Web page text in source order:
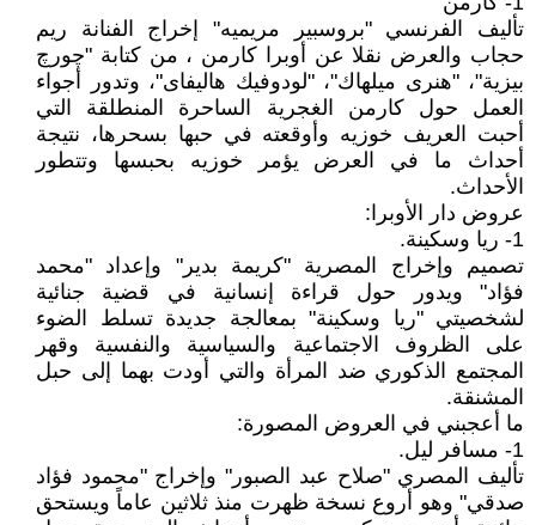
تأليف الفرنسي "بروسبير مريميه" إخراج الفنانة ريم
حجاب والعرض نقلا عن أوبرا كارمن ، من كتابة "چورچ
بيزية"، "هنرى ميلهاك"، "لودوفيك هاليفاى"، وتدور أجواء
العمل حول كارمن الغجرية الساحرة المنطلقة التي
أحبت العريف خوزيه وأوقعته في حبها بسحرها، نتيجة
أحداث ما في العرض يؤمر خوزيه بحبسها وتتطور
الأحداث.
عروض دار الأوبرا:
1- ريا وسكينة.
تصميم وإخراج المصرية "كريمة بدير" وإعداد "محمد
فؤاد" ويدور حول قراءة إنسانية في قضية جنائية
لشخصيتي "ريا وسكينة" بمعالجة جديدة تسلط الضوء
على الظروف الاجتماعية والسياسية والنفسية وقهر
المجتمع الذكوري ضد المرأة والتي أودت بهما إلى حبل
المشنقة.
ما أعجبني في العروض المصورة:
1- مسافر ليل.
تأليف المصري "صلاح عبد الصبور" وإخراج "محمود فؤاد
صدقي" وهو أروع نسخة ظهرت منذ ثلاثين عاماً ويستحق